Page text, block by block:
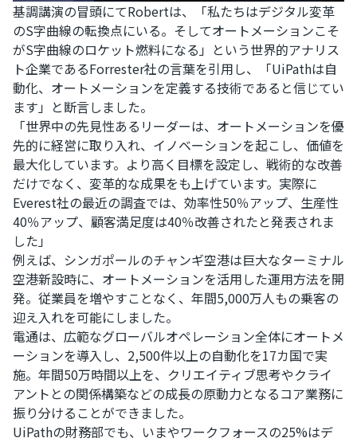
基調講演の冒頭にてRobertは、「私たちはデジタル変革
のS字曲線の転換点にいる。そしてオートメーションこそ
がS字曲線のロケット燃料になる」という世界的アナリス
ト企業であるForrester社の言葉を引用し、「UiPathは自
動化、オートメーションを定義する技術であると信じてい
ます」と断言しました。
「世界中の先見性あるリーダーは、オートメーションを優
先的に経営に取り入れ、イノベーションを起こし、価値を
最大化しています。より高く目標を設定し、戦術的な改善
だけでなく、変革的な成果をも上げています。実際に
Everest社の最近の調査では、効率性50％アップ、生産性
40％アップ、顧客満足度は40％改善されたと発表されま
した」
例えば、シンガポールのチャンギ空港は巨大なターミナル
空港新設時に、オートメーションを活用した運用方法を開
発。従業員を増やすことなく、年間5,000万人もの乗客の
迎え入れを可能にしました。
電通は、広範なグローバルオペレーション全体にオートメ
ーションを導入し、2,500件以上の自動化を17カ国で実
施。年間50万時間以上を、クリエイティブ思考やクライ
アントとの関係構築などの成長の原動力となるコア業務に
振り分けることができました。
UiPathの財務部でも、いまやワークフォースの25%はデ